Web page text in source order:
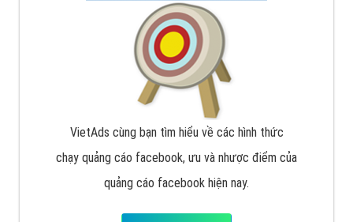
VietAds cùng bạn tìm hiểu về các hình thức
chạy quảng cáo facebook, ưu và nhược điểm của
quảng cáo facebook hiện nay.